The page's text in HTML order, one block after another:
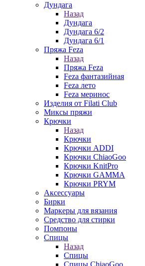
Дундага
Назад
Дундага
Дундага 6/2
Дундага 6/1
Пряжа Feza
Назад
Пряжа Feza
Feza фантазийная
Feza лето
Feza меринос
Изделия от Filati Club
Миксы пряжи
Крючки
Назад
Крючки
Крючки ADDI
Крючки ChiaoGoo
Крючки KnitPro
Крючки GAMMA
Крючки PRYM
Аксессуары
Бирки
Маркеры для вязания
Средство для стирки
Помпоны
Спицы
Назад
Спицы
Спицы ChiaoGoo